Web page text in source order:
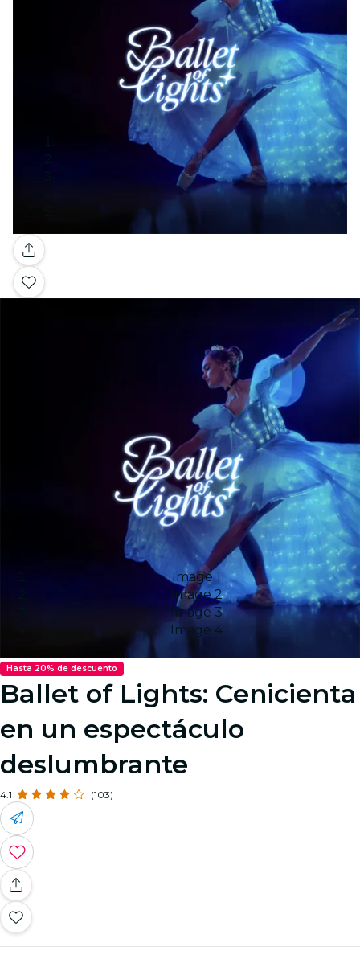
Galería
Image 1
Image 2
Image 3
Image 4
Hasta 20% de descuento
Ballet of Lights: Cenicienta
en un espectáculo
deslumbrante
4.1 (103)